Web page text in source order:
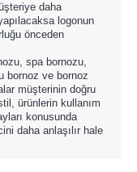
daha
logonun
önceden
spa bornozu,
bornoz ve bornoz
müşterinin doğru
ürünlerin kullanım
konusunda
daha anlaşılır hale